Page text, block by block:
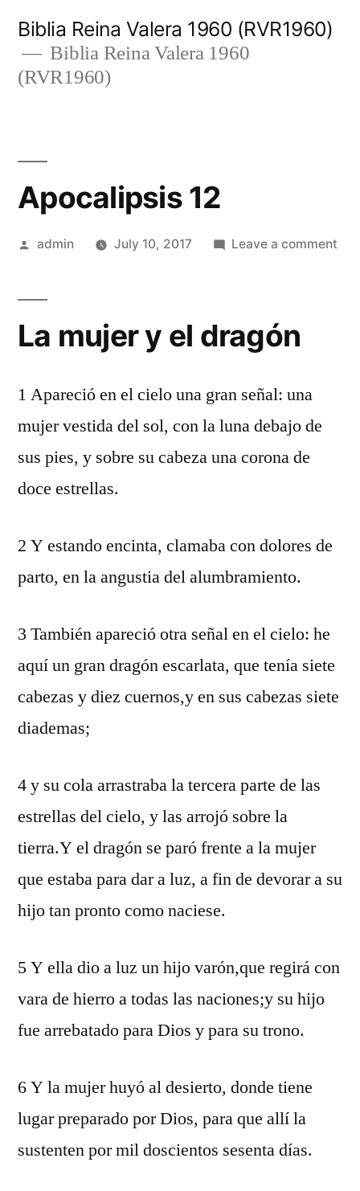
content
Biblia Reina Valera 1960 (RVR1960)
Biblia Reina Valera 1960
(RVR1960)
Apocalipsis 12
Posted
admin July 10, 2017 Leave a comment
La mujer y el dragón
1 Apareció en el cielo una gran señal: una
mujer vestida del sol, con la luna debajo de
sus pies, y sobre su cabeza una corona de
doce estrellas.
2 Y estando encinta, clamaba con dolores de
parto, en la angustia del alumbramiento.
3 También apareció otra señal en el cielo: he
aquí un gran dragón escarlata, que tenía siete
cabezas y diez cuernos,y en sus cabezas siete
diademas;
4 y su cola arrastraba la tercera parte de las
estrellas del cielo, y las arrojó sobre la
tierra.Y el dragón se paró frente a la mujer
que estaba para dar a luz, a fin de devorar a su
hijo tan pronto como naciese.
5 Y ella dio a luz un hijo varón,que regirá con
vara de hierro a todas las naciones;y su hijo
fue arrebatado para Dios y para su trono.
6 Y la mujer huyó al desierto, donde tiene
lugar preparado por Dios, para que allí la
sustenten por mil doscientos sesenta días.